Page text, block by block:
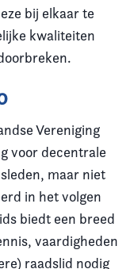
bij elkaar te
kwaliteiten
Vereniging
voor decentrale
maar niet
in het volgen
biedt een breed
vaardigheden
raadslid nodig